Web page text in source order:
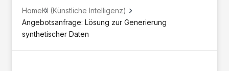
HomeKI (Künstliche Intelligenz)
Angebotsanfrage: Lösung zur Generierung
synthetischer Daten